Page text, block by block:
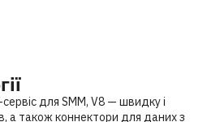
для SMM, V8 — швидку і
а також коннектори для даних з